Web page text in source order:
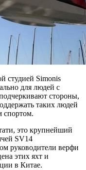
студией Simonis
для людей с
стороны,
таких людей
спортом.
это крупнейший
SV14
руководители верфи
этих яхт и
в Китае.